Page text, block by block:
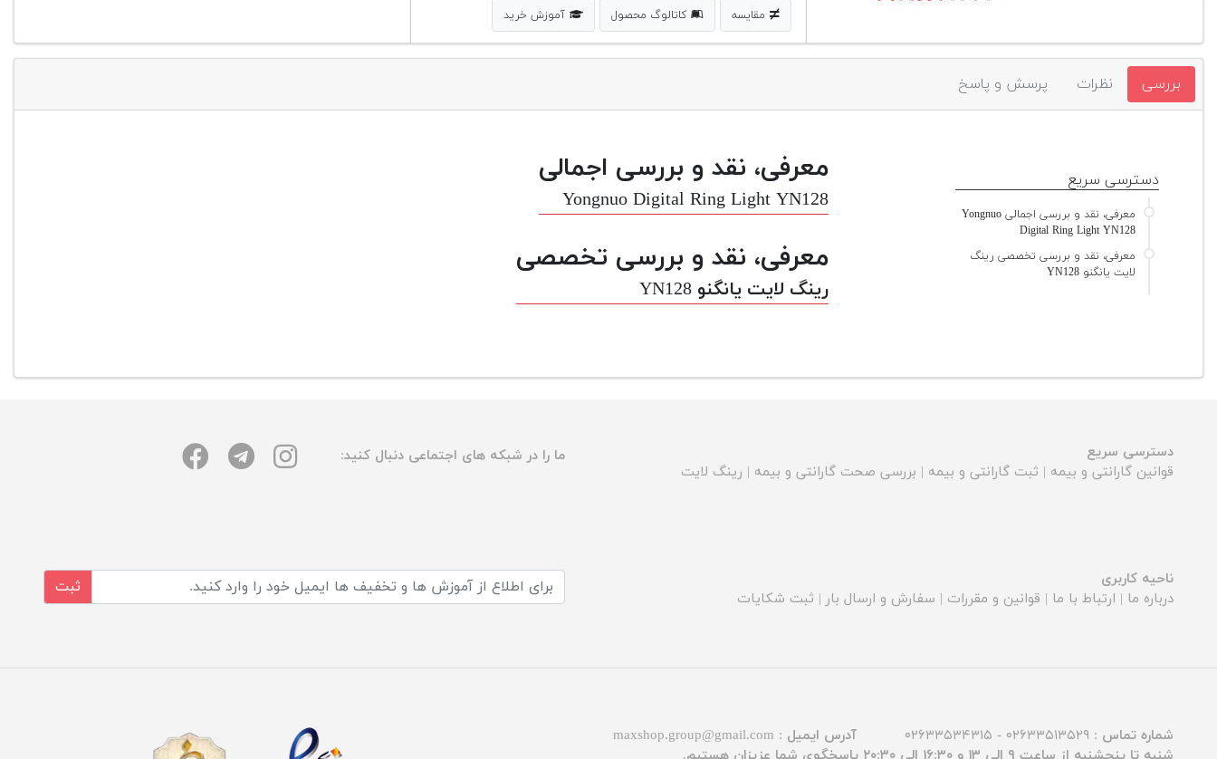
مقایسه کاتالوگ محصول آموزش خرید
بررسی نظرات پرسش و پاسخ
معرفی، نقد و بررسی اجمالی
Yongnuo Digital Ring Light YN128
معرفی، نقد و بررسی تخصصی
رینگ لایت یانگنو YN128
دسترسی سریع
معرفی، نقد و بررسی اجمالی Yongnuo
Digital Ring Light YN128
معرفی، نقد و بررسی تخصصی رینگ
لایت یانگنو YN128
دسترسی سریع
قوانین گارانتی و بیمه | ثبت گارانتی و بیمه | بررسی صحت گارانتی و بیمه | رینگ لایت
ما را در شبکه های اجتماعی دنبال کنید:
ناحیه کاربری
درباره ما | ارتباط با ما | قوانین و مقررات | سفارش و ارسال بار | ثبت شکایات
ثبت
شماره تماس : ۰۲۶۳۳۵۱۳۵۲۹ - ۰۲۶۳۳۵۳۴۳۱۵ آدرس ایمیل : maxshop.group@gmail.com